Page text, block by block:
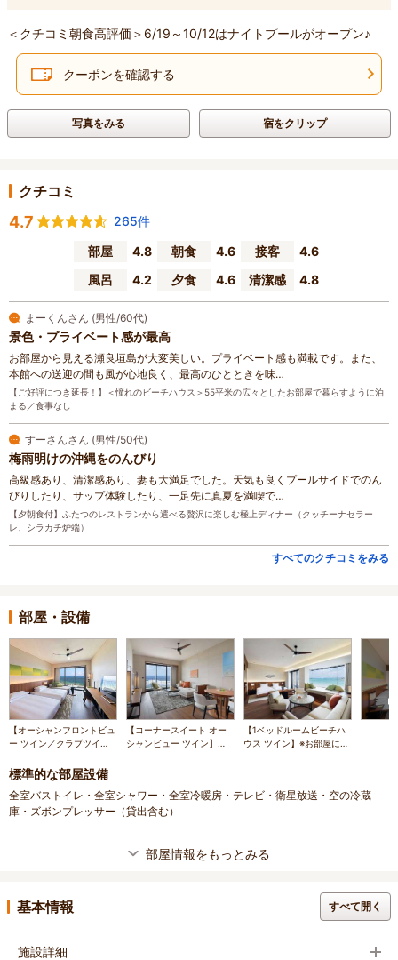
＜クチコミ朝食高評価＞6/19～10/12はナイトプールがオープン♪
クーポンを確認する
写真をみる 宿をクリップ
クチコミ
4.7
265件
部屋
4.8 朝食 4.6 接客
4.6
風呂
4.2 夕食 4.6 清潔感 4.8
まーくんさん (男性/60代)
景色・プライベート感が最高
お部屋から見える瀬良垣島が大変美しい。プライベート感も満載です。また、
本館への送迎の間も風が心地良く、最高のひとときを味…
【ご好評につき延長！】＜憧れのビーチハウス＞55平米の広々としたお部屋で暮らすように泊
まる／食事なし
すーさんさん (男性/50代)
梅雨明けの沖縄をのんびり
高級感あり、清潔感あり、妻も大満足でした。天気も良くプールサイドでのん
びりしたり、サップ体験したり、一足先に真夏を満喫で…
【夕朝食付】ふたつのレストランから選べる贅沢に楽しむ極上ディナー（クッチーナセラー
レ、シラカチ炉端）
すべてのクチコミをみる
部屋・設備
【オーシャンフロントビュ
ー ツイン／クラブツイン
ビュー】
【コーナースイート オー
シャンビュー ツイン】遮
【1ベッドルームビーチハ
ウス ツイン】※お部屋によ
標準的な部屋設備
全室バストイレ・全室シャワー・全室冷暖房・テレビ・衛星放送・空の冷蔵
庫・ズボンプレッサー（貸出含む）
部屋情報をもっとみる
基本情報 すべて開く
施設詳細